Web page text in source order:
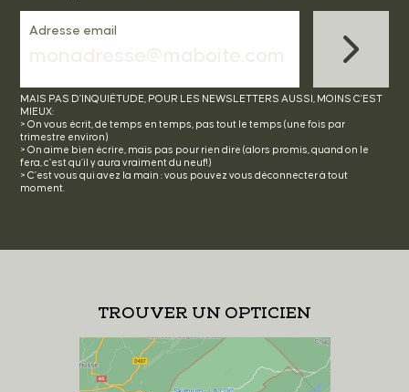
Adresse email
MAIS PAS D’INQUIÉTUDE, POUR LES NEWSLETTERS AUSSI, MOINS C’EST
MIEUX:
> On vous écrit, de temps en temps, pas tout le temps (une fois par
trimestre environ)
> On aime bien écrire, mais pas pour rien dire (alors promis, quand on le
fera, c’est qu’il y aura vraiment du neuf!)
> C’est vous qui avez la main : vous pouvez vous déconnecter à tout
moment.
TROUVER UN OPTICIEN